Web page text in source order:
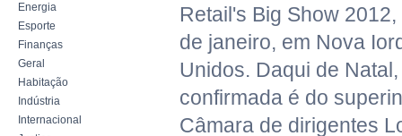
Energia
Esporte
Finanças
Geral
Habitação
Indústria
Internacional
Retail's Big Show
de janeiro, em Nova
Unidos. Daqui de
confirmada é do
Câmara de dirigentes